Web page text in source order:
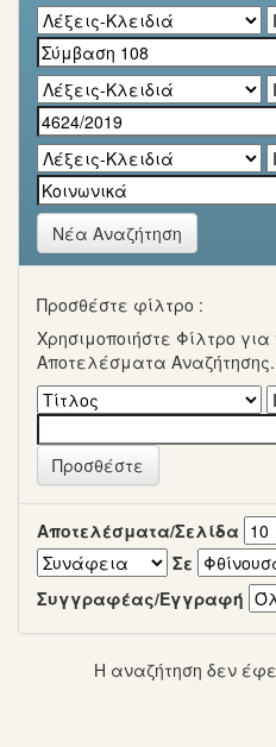
Νέα Αναζήτηση
Προσθέστε φίλτρο :
Χρησιμοποιήστε Φίλτρο
Αποτελέσματα Αναζήτησης.
Αποτελέσματα/Σελίδα
Σε
Συγγραφέας/Εγγραφή
Η αναζήτηση δεν